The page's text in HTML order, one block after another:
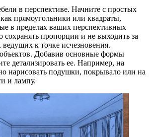
в перспективе. Начните с простых
прямоугольники или квадраты,
в пределах ваших перспективных
пропорции и не выходить за
к точке исчезновения.
Добавив основные формы
детализировать ее. Например, на
нарисовать подушки, покрывало или на
и лампу.